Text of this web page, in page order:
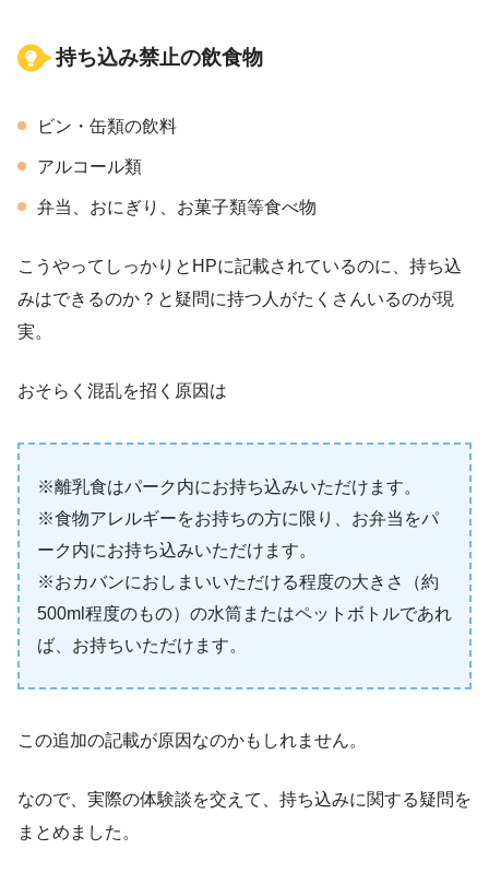
持ち込み禁止の飲食物
ビン・缶類の飲料
アルコール類
弁当、おにぎり、お菓子類等食べ物
こうやってしっかりとHPに記載されているのに、持ち込
みはできるのか？と疑問に持つ人がたくさんいるのが現
実。
おそらく混乱を招く原因は
※離乳食はパーク内にお持ち込みいただけます。
※食物アレルギーをお持ちの方に限り、お弁当をパ
ーク内にお持ち込みいただけます。
※おカバンにおしまいいただける程度の大きさ（約
500ml程度のもの）の水筒またはペットボトルであれ
ば、お持ちいただけます。
この追加の記載が原因なのかもしれません。
なので、実際の体験談を交えて、持ち込みに関する疑問を
まとめました。